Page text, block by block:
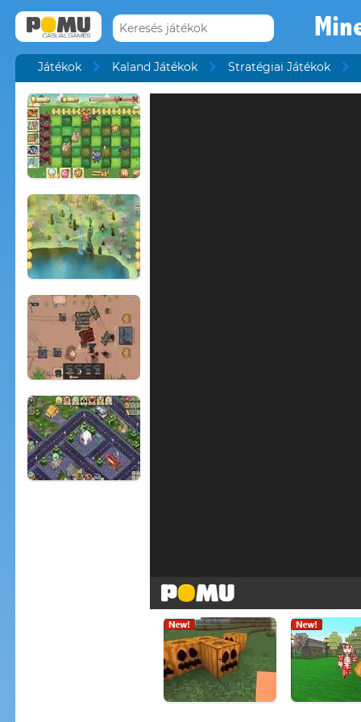
Játékok Kaland Játékok Stratégiai Játékok